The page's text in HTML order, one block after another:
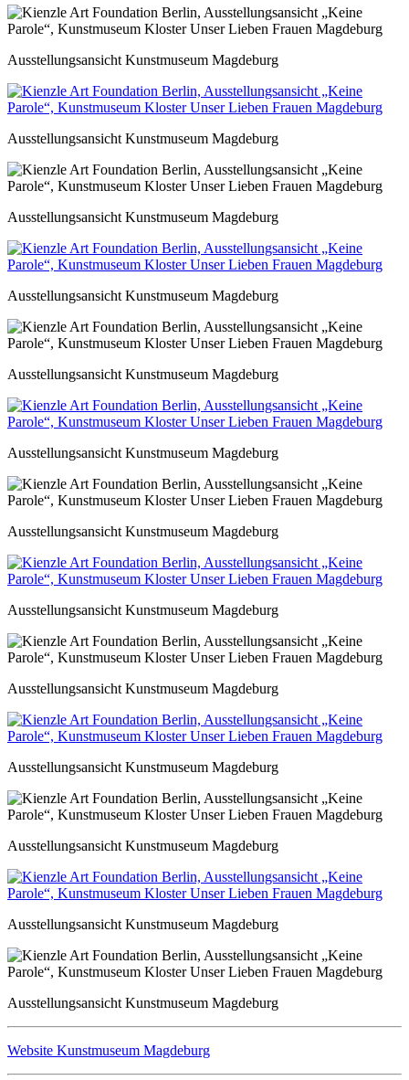
Ausstellungsansicht Kunstmuseum Magdeburg
Ausstellungsansicht Kunstmuseum Magdeburg
Ausstellungsansicht Kunstmuseum Magdeburg
Ausstellungsansicht Kunstmuseum Magdeburg
Ausstellungsansicht Kunstmuseum Magdeburg
Ausstellungsansicht Kunstmuseum Magdeburg
Ausstellungsansicht Kunstmuseum Magdeburg
Ausstellungsansicht Kunstmuseum Magdeburg
Ausstellungsansicht Kunstmuseum Magdeburg
Ausstellungsansicht Kunstmuseum Magdeburg
Ausstellungsansicht Kunstmuseum Magdeburg
Ausstellungsansicht Kunstmuseum Magdeburg
Ausstellungsansicht Kunstmuseum Magdeburg
Website Kunstmuseum Magdeburg